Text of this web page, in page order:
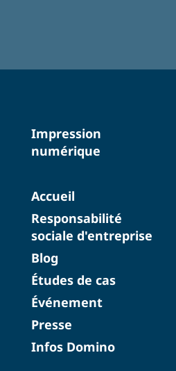
Impression
numérique
Accueil
Responsabilité
sociale d'entreprise
Blog
Études de cas
Événement
Presse
Infos Domino